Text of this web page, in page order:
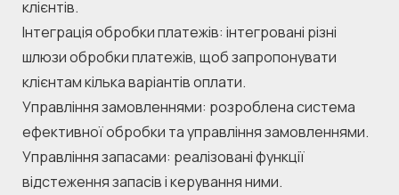
клієнтів.
Інтеграція обробки платежів: інтегровані різні
шлюзи обробки платежів, щоб запропонувати
клієнтам кілька варіантів оплати.
Управління замовленнями: розроблена система
ефективної обробки та управління замовленнями.
Управління запасами: реалізовані функції
відстеження запасів і керування ними.